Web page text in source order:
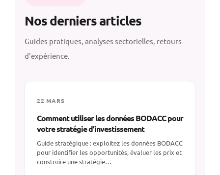
Nos derniers articles
Guides pratiques, analyses sectorielles, retours
d'expérience.
22 MARS
Comment utiliser les données BODACC pour
votre stratégie d'investissement
Guide stratégique : exploitez les données BODACC
pour identifier les opportunités, évaluer les prix et
construire une stratégie…